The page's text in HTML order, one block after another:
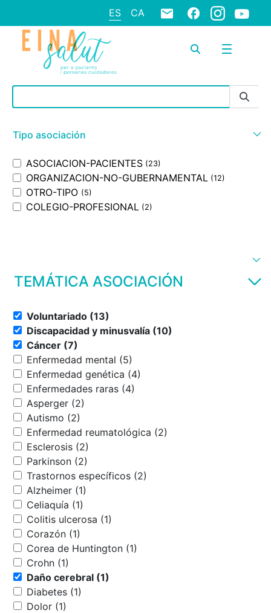
ES CA
Barra de búsqueda
Tipo asociación
ASOCIACION-PACIENTES (23)
ORGANIZACION-NO-GUBERNAMENTAL (12)
OTRO-TIPO (5)
COLEGIO-PROFESIONAL (2)
TEMÁTICA ASOCIACIÓN
Voluntariado (13)
Discapacidad y minusvalía (10)
Cáncer (7)
Enfermedad mental (5)
Enfermedad genética (4)
Enfermedades raras (4)
Asperger (2)
Autismo (2)
Enfermedad reumatológica (2)
Esclerosis (2)
Parkinson (2)
Trastornos específicos (2)
Alzheimer (1)
Celiaquía (1)
Colitis ulcerosa (1)
Corazón (1)
Corea de Huntington (1)
Crohn (1)
Daño cerebral (1)
Diabetes (1)
Dolor (1)